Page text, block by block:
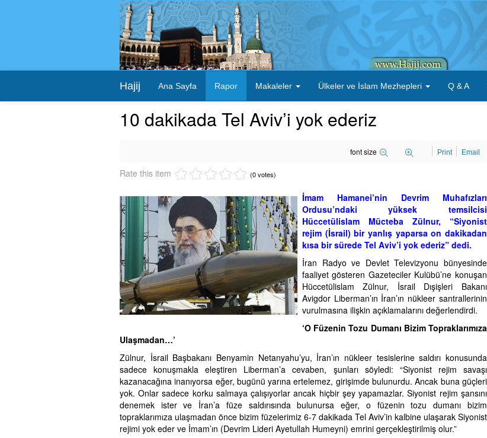
Hajij Ana Sayfa Rapor Makaleler Ülkeler ve İslam Mezhepleri Q & A
10 dakikada Tel Aviv’i yok ederiz
font size Print Email
Rate this item (0 votes)
İmam Hamanei’nin Devrim Muhafızları
Ordusu’ndaki yüksek temsilcisi
Hüccetülislam Mücteba Zülnur, “Siyonist
rejim (İsrail) bir yanlış yaparsa on dakikadan
kısa bir sürede Tel Aviv’i yok ederiz” dedi.
İran Radyo ve Devlet Televizyonu bünyesinde
faaliyet gösteren Gazeteciler Kulübü’ne konuşan
Hüccetülislam Zülnur, İsrail Dışişleri Bakanı
Avigdor Liberman’ın İran’ın nükleer santrallerinin
vurulmasına ilişkin açıklamalarını değerlendirdi.
‘O Füzenin Tozu Dumanı Bizim Topraklarımıza
Ulaşmadan…’
Zülnur, İsrail Başbakanı Benyamin Netanyahu’yu, İran’ın nükleer tesislerine saldırı konusunda
sadece konuşmakla eleştiren Liberman’a cevaben, şunları söyledi: “Siyonist rejim savaşı
kazanacağına inanıyorsa eğer, bugünü yarına ertelemez, girişimde bulunurdu. Ancak buna güçleri
yok. Onlar sadece korku salmaya çalışıyorlar ancak hiçbir şey yapamazlar. Siyonist rejim şansını
denemek ister ve İran’a füze saldırısında bulunursa eğer, o füzenin tozu dumanı bizim
topraklarımıza ulaşmadan önce bizim füzelerimiz 6-7 dakikada Tel Aviv’in kalbine ulaşarak Siyonist
rejimi yok eder ve İmam’ın (Devrim Lideri Ayetullah Humeyni) emrini gerçekleştirilmiş olur.”